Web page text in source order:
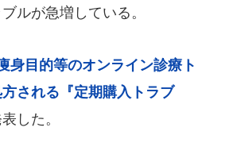
ルが急増している。
痩身目的等のオンライン診療ト
される『定期購入トラブ
した。